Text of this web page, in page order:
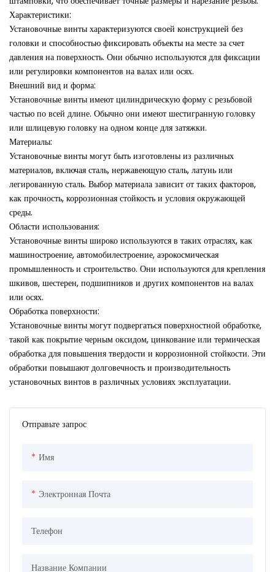
Отправьте запрос
Имя
Электронная Почта
Телефон
Название Компании
Характеристики:
Установочные винты характеризуются своей конструкцией без
головки и способностью фиксировать объекты на месте за счет
давления на поверхность. Они обычно используются для фиксации
или регулировки компонентов на валах или осях.
Внешний вид и форма:
Установочные винты имеют цилиндрическую форму с резьбовой
частью по всей длине. Обычно они имеют шестигранную головку
или шлицевую головку на одном конце для затяжки.
Материалы:
Установочные винты могут быть изготовлены из различных
материалов, включая сталь, нержавеющую сталь, латунь или
легированную сталь. Выбор материала зависит от таких факторов,
как прочность, коррозионная стойкость и условия окружающей
среды.
Области использования:
Установочные винты широко используются в таких отраслях, как
машиностроение, автомобилестроение, аэрокосмическая
промышленность и строительство. Они используются для крепления
шкивов, шестерен, подшипников и других компонентов на валах
или осях.
Обработка поверхности:
Установочные винты могут подвергаться поверхностной обработке,
такой как покрытие черным оксидом, цинкование или термическая
обработка для повышения твердости и коррозионной стойкости. Эти
обработки повышают долговечность и производительность
установочных винтов в различных условиях эксплуатации.